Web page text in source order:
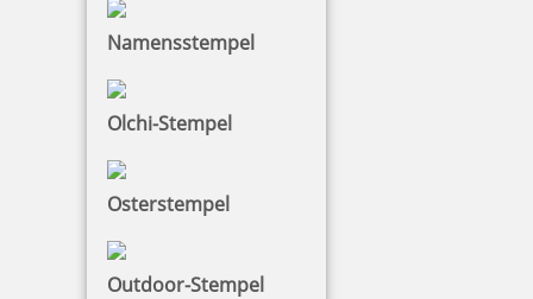
Namensstempel
Olchi-Stempel
Osterstempel
Outdoor-Stempel